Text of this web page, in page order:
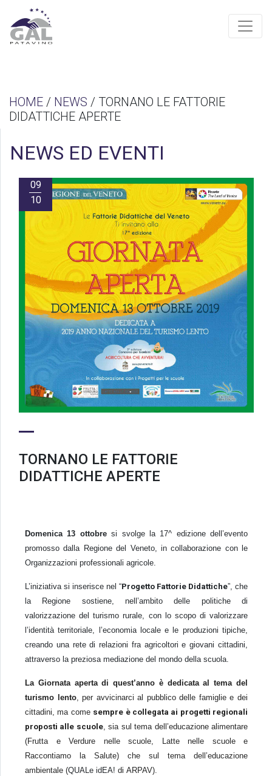
HOME / NEWS / TORNANO LE FATTORIE
DIDATTICHE APERTE
NEWS ED EVENTI
09
10
TORNANO LE FATTORIE
DIDATTICHE APERTE
Domenica 13 ottobresi svolge la 17^ edizione dell’evento
promosso dalla Regione del Veneto, in collaborazione con le
Organizzazioni professionali agricole.
L’iniziativa si inserisce nel “Progetto Fattorie Didattiche”, che
la Regione sostiene, nell’ambito delle politiche di
valorizzazione del turismo rurale, con lo scopo di valorizzare
l’identità territoriale, l’economia locale e le produzioni tipiche,
creando una rete di relazioni fra agricoltori e giovani cittadini,
attraverso la preziosa mediazione del mondo della scuola.
La Giornata aperta di quest’anno è dedicata al tema del
turismo lento, per avvicinarci al pubblico delle famiglie e dei
cittadini, ma come sempre è collegata ai progetti regionali
proposti alle scuole, sia sul tema dell’educazione alimentare
(Frutta e Verdure nelle scuole, Latte nelle scuole e
Raccontiamo la Salute) che sul tema dell’educazione
ambientale (QUALe idEA! di ARPAV).